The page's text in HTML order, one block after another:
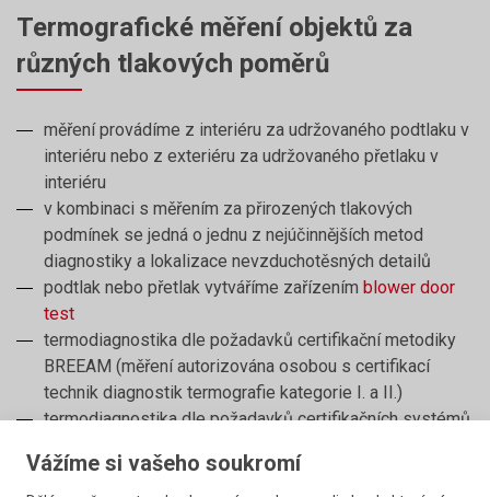
Termografické měření objektů za
různých tlakových poměrů
měření provádíme z interiéru za udržovaného podtlaku v
interiéru nebo z exteriéru za udržovaného přetlaku v
interiéru
v kombinaci s měřením za přirozených tlakových
podmínek se jedná o jednu z nejúčinnějších metod
diagnostiky a lokalizace nevzduchotěsných detailů
podtlak nebo přetlak vytváříme zařízením blower door
test
termodiagnostika dle požadavků certifikační metodiky
BREEAM (měření autorizována osobou s certifikací
technik diagnostik termografie kategorie I. a II.)
termodiagnostika dle požadavků certifikačních systémů
s certifikací technik diagnostik termografie kategorie I. a
Vážíme si vašeho soukromí